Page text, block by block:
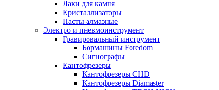
Лаки для камня
Кристаллизаторы
Пасты алмазные
Электро и пневмоинструмент
Гравировальный инструмент
Бормашины Foredom
Сигнографы
Кантофрезеры
Кантофрезеры CHD
Кантофрезеры Diamaster